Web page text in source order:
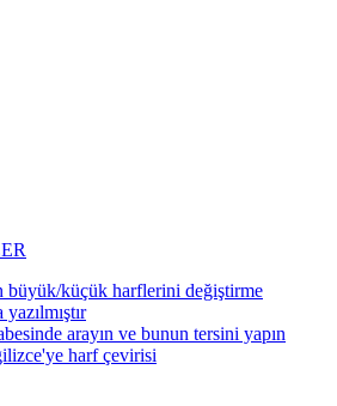
büyük/küçük harflerini değiştirme
arayın ve bunun tersini yapın
harf çevirisi